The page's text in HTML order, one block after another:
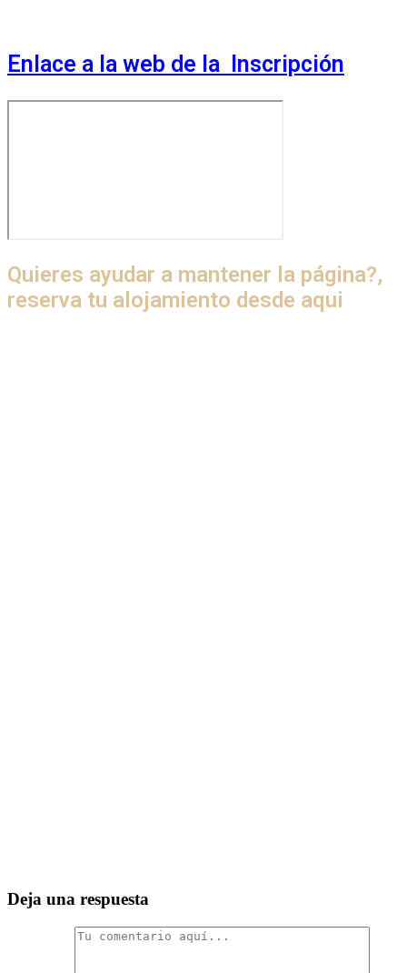
Enlace a la web de la Inscripción
Quieres ayudar a mantener la página?,
reserva tu alojamiento desde aqui
Deja una respuesta